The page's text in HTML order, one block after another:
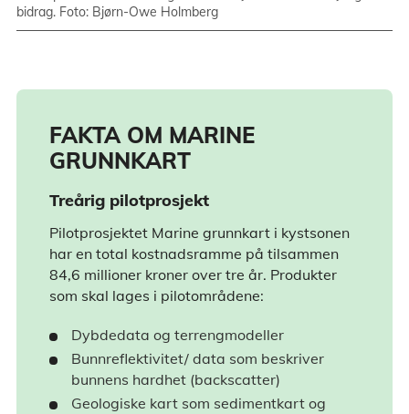
bidrag. Foto: Bjørn-Owe Holmberg
FAKTA OM MARINE
GRUNNKART
Treårig pilotprosjekt
Pilotprosjektet Marine grunnkart i kystsonen
har en total kostnadsramme på tilsammen
84,6 millioner kroner over tre år. Produkter
som skal lages i pilotområdene:
Dybdedata og terrengmodeller
Bunnreflektivitet/ data som beskriver
bunnens hardhet (backscatter)
Geologiske kart som sedimentkart og